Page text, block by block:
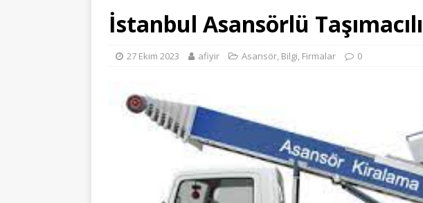
İstanbul Asansörlü
27 Ekim 2023 afiyir Asansör, Bilgi, Firmalar 0